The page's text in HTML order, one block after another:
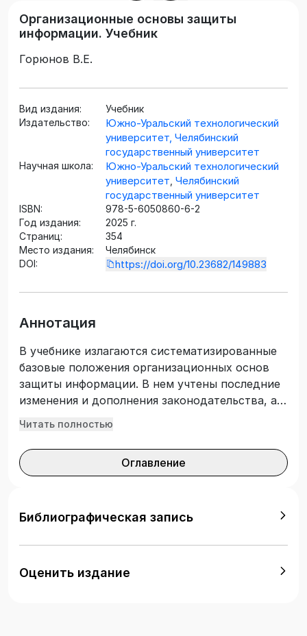
Организационные основы защиты
информации. Учебник
Горюнов В.Е.
Вид издания:
Учебник
Издательство:
Южно-Уральский технологический
университет, Челябинский
государственный университет
Научная школа:
Южно-Уральский технологический
университет Челябинский
государственный университет
ISBN:
978-5-6050860-6-2
Год издания:
2025 г.
Страниц:
354
Место издания:
Челябинск
DOI:
https://doi.org/10.23682/149883
Аннотация
В учебнике излагаются систематизированные
базовые положения организационных основ
защиты информации. В нем учтены последние
изменения и дополнения законодательства, а
также современное состояние
Соответствует актуальным требованиям
федерального государственного
изучающих учебную дисциплину: «Правовое
безопасности», направление специальности
40.05.04 Судебная и прокурорская
деятельность и содержит основные
Читать полностью
Оглавление
Библиографическая запись
Оценить издание